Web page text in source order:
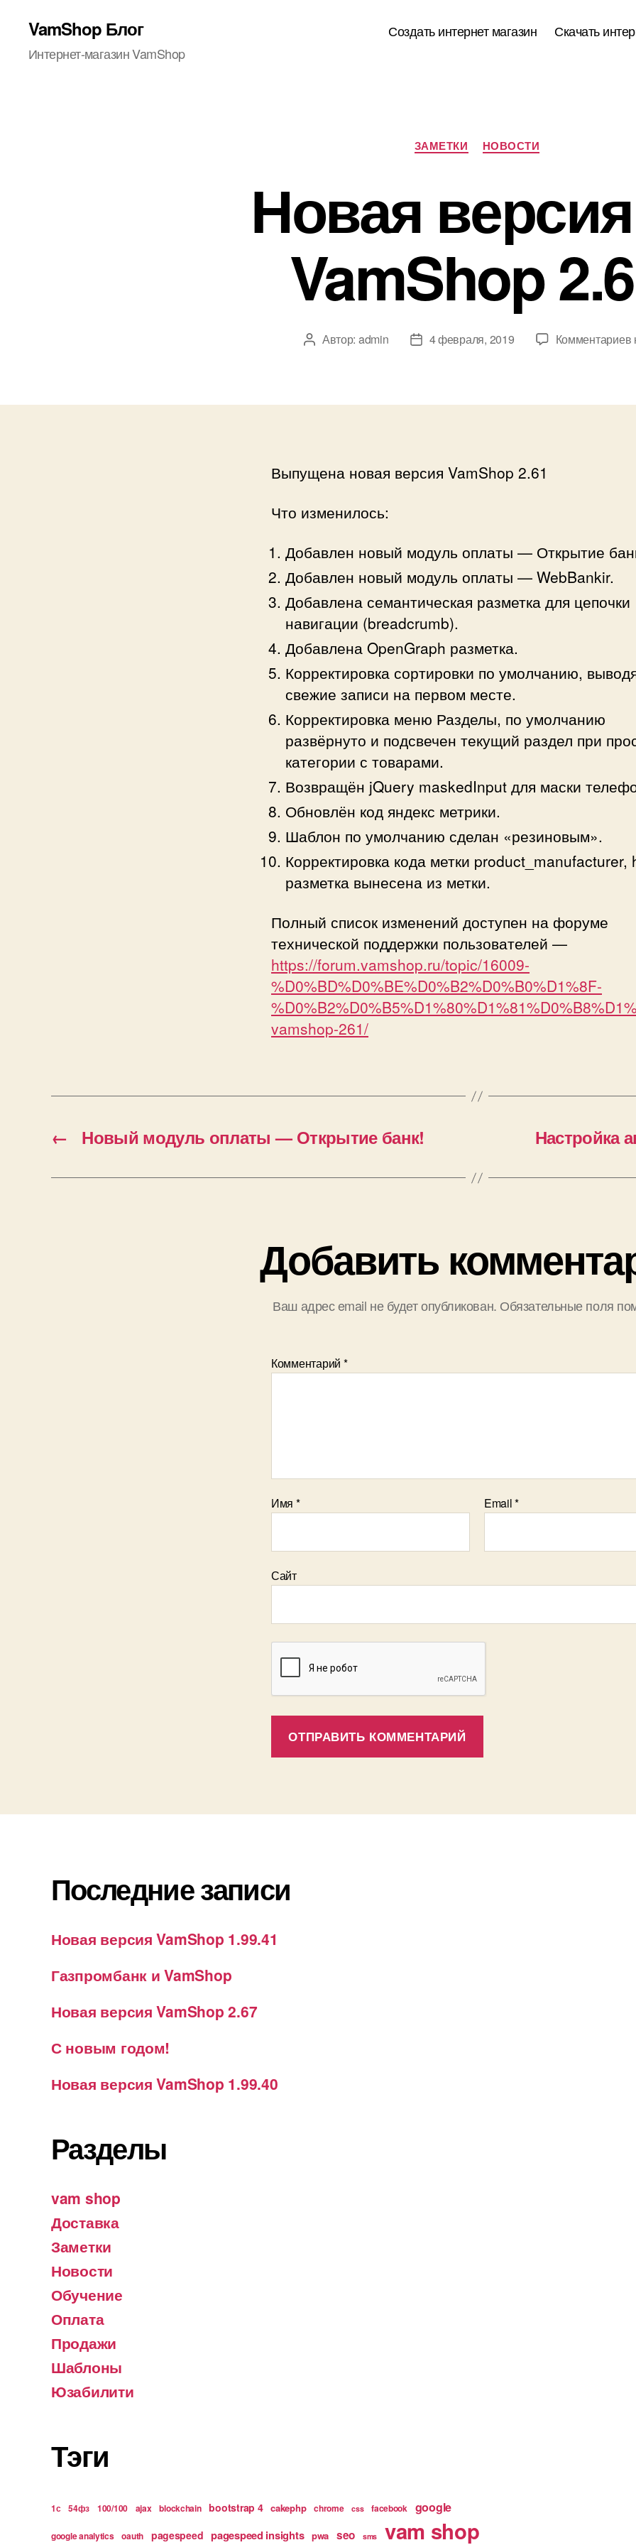
VamShop Блог
Интернет-магазин VamShop
Создать интернет магазин Скачать
Рубрики
ЗАМЕТКИ НОВОСТИ
Новая
VamShop
Автор
Автор: admin
Дата4 февраля, 2019 Комментариевк
Выпущена новая версия VamShop 2.61
Что изменилось:
Добавлен новый модуль оплаты — Открытие
Добавлен новый модуль оплаты — WebBankir.
Добавлена семантическая разметка для цепочки
навигации (breadcrumb).
Добавлена OpenGraph разметка.
Корректировка сортировки по умолчанию,
свежие записи на первом месте.
Корректировка меню Разделы, по умолчанию
развёрнуто и подсвечен текущий раздел при
категории с товарами.
Возвращён jQuery maskedInput для маски
Обновлён код яндекс метрики.
Шаблон по умолчанию сделан «резиновым».
Корректировка кода метки product_manufacturer,
разметка вынесена из метки.
Полный список изменений доступен на форуме
технической поддержки пользователей —
https://forum.vamshop.ru/topic/16009-
%D0%BD%D0%BE%D0%B2%D0%B0%D1%8F-
vamshop-261/
← Новый модуль оплаты — Открытие банк! Настройка
Добавить
Ваш адрес email не будет опубликован. Обязательные поля
Комментарий *
Имя * Email*
Сайт
Последние записи
Новая версия VamShop 1.99.41
Газпромбанк и VamShop
Новая версия VamShop 2.67
С новым годом!
Новая версия VamShop 1.99.40
Разделы
vam shop
Доставка
Заметки
Новости
Обучение
Оплата
Продажи
Шаблоны
Юзабилити
Тэги
1с 54фз 100/100 ajax blockchain bootstrap 4 cakephp chrome css facebook google
google analytics oauth pagespeed pagespeed insights pwa seo sms vam shop